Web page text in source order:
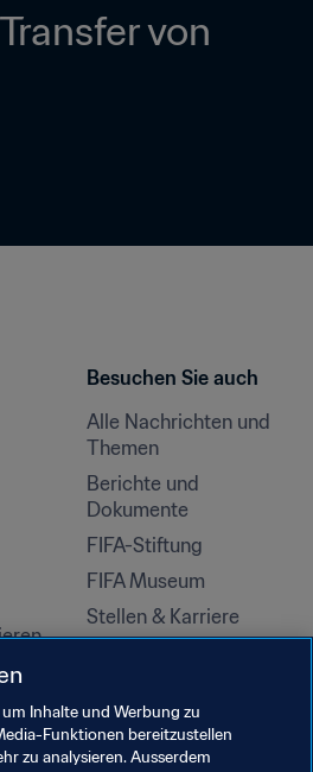
von
Besuchen Sie auch
Alle Nachrichten und
Themen
Berichte und
Dokumente
FIFA-Stiftung
FIFA Museum
Stellen & Karriere
Inhalte und Werbung zu
Funktionen bereitzustellen
zu analysieren. Ausserdem